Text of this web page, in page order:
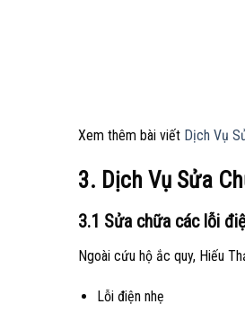
Xem thêm bài viết Dịch Vụ
3. Dịch Vụ Sửa
3.1 Sửa chữa các lỗi
Ngoài cứu hộ ắc quy, Hiếu
Lỗi điện nhẹ